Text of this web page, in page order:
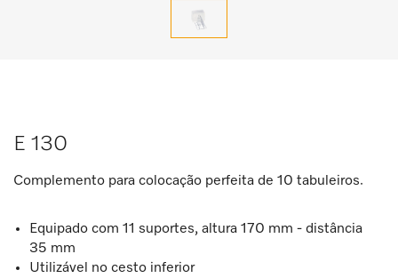
E 130
Complemento para colocação perfeita de 10 tabuleiros.
Equipado com 11 suportes, altura 170 mm - distância
35 mm
Utilizável no cesto inferior